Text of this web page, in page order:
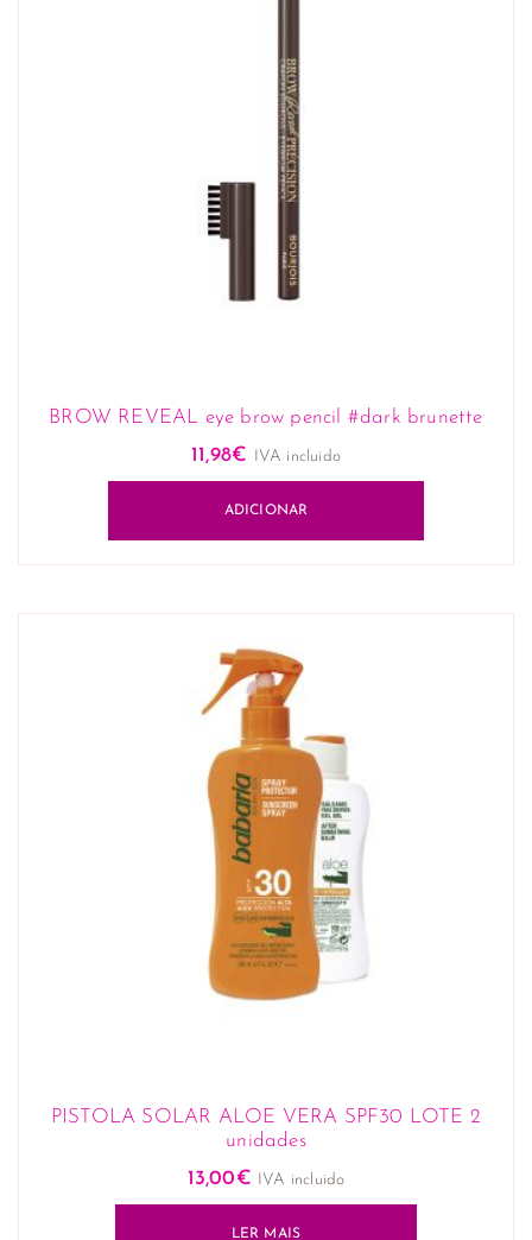
BROW REVEAL eye brow pencil #dark brunette
11,98€ IVA incluido
ADICIONAR
PISTOLA SOLAR ALOE VERA SPF30 LOTE 2
unidades
13,00€ IVA incluido
LER MAIS